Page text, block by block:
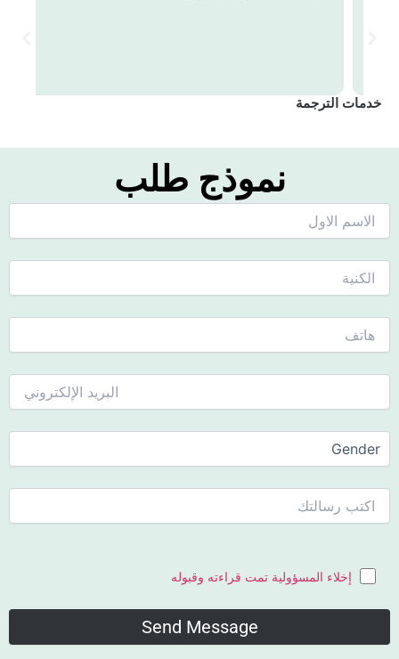
خدمات الترجمة
نموذج طلب
إخلاء المسؤولية تمت قراءته وقبوله